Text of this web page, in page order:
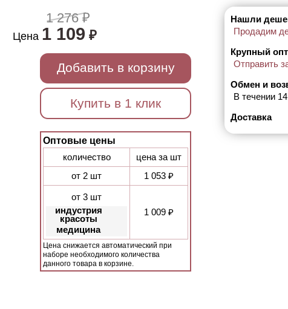
1 276 ₽
Цена 1 109 ₽
Добавить в корзину
Купить в 1 клик
Оптовые цены
количество
цена за шт
от 2 шт
1 053 ₽
от 3 шт
индустрия
красоты
медицина
1 009 ₽
Цена снижается автоматический при
наборе необходимого количества
данного товара в корзине.
Нашли
Продадим
Крупный опт
Отправить
Обмен и
В течении
Доставка